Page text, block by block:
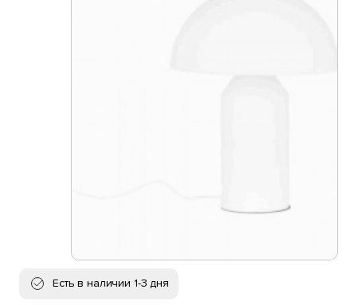
Есть в наличии 1-3 дня